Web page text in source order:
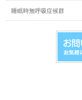
睡眠時無呼吸症候群